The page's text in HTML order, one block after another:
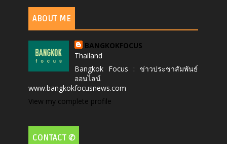
ABOUT ME
BANGKOKFOCUS
Thailand
Bangkok Focus : ข่าวประชาสัมพันธ์
ออนไลน์
www.bangkokfocusnews.com
View my complete profile
CONTACT ✆